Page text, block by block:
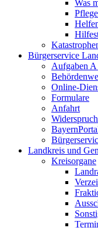
Was
Bürgerservice
Aufgaben
Online-
Formulare
Anfahrt
Landkreis und
Kreisorgane